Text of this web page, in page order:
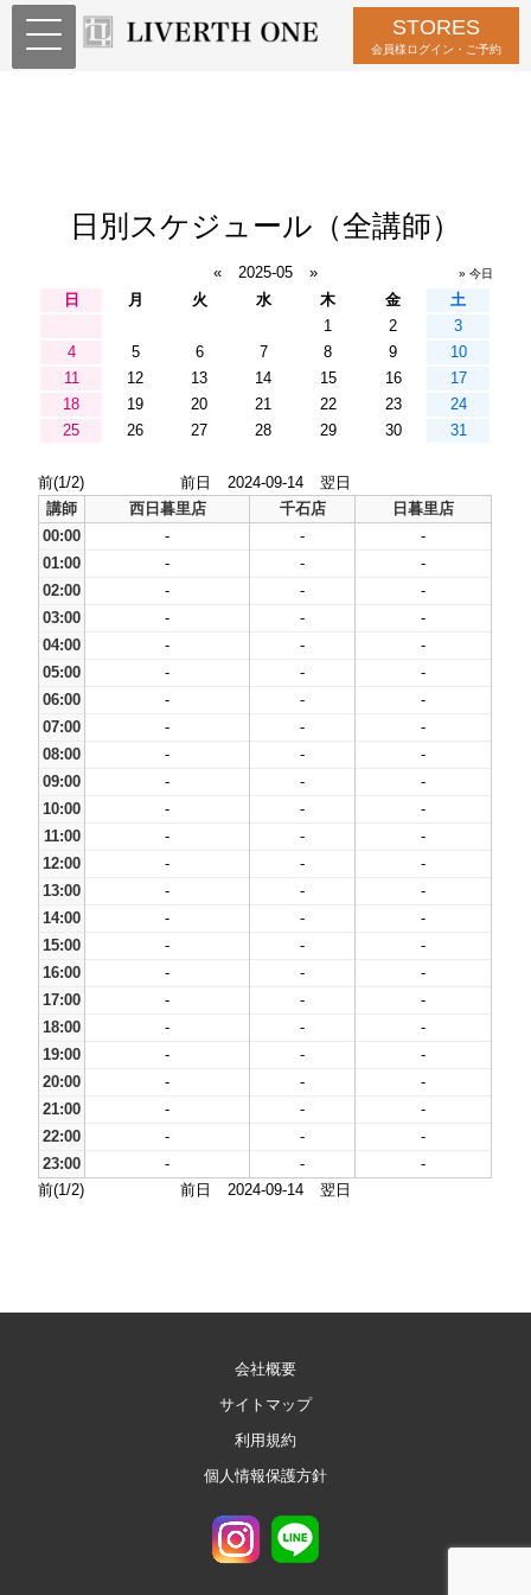
STORES
会員様ログイン・ご予約
日別スケジュール（全講師）
« 2025-05 » » 今日
日 月 火 水 木 金
土
1
2
3
4
5 6 7 8 9
10
11
12 13 14 15 16
17
18
19 20 21 22 23
24
25
26 27 28 29 30 31
前(1/2) 前日 2024-09-14
翌日
講師
西日暮里店 千石店
日暮里店
00:00
- -
-
01:00
- -
-
02:00
- -
-
03:00
- -
-
04:00
- -
-
05:00
- -
-
06:00
- -
-
07:00
- -
-
08:00
- -
-
09:00
- -
-
10:00
- -
-
11:00
- -
-
12:00
- -
-
13:00
- -
-
14:00
- -
-
15:00
- -
-
16:00
- -
-
17:00
- -
-
18:00
- -
-
19:00
- -
-
20:00
- -
-
21:00
- -
-
22:00
- -
-
23:00
- -
-
前(1/2)
前日 2024-09-14 翌日
会社概要
サイトマップ
利用規約
個人情報保護方針